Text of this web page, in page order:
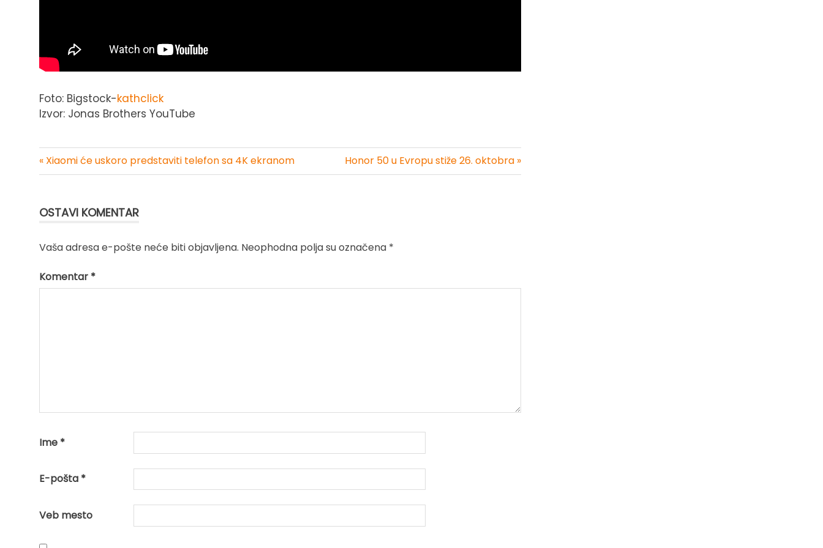
Foto: Bigstock-kathclick
Izvor: Jonas Brothers YouTube
Kretanje
« Xiaomi će uskoro predstaviti telefon sa 4K ekranom Honor 50 u Evropu stiže 26. oktobra »
OSTAVI KOMENTAR
Vaša adresa e-pošte neće biti objavljena. Neophodna polja su označena *
Komentar *
Ime *
E-pošta *
Veb mesto